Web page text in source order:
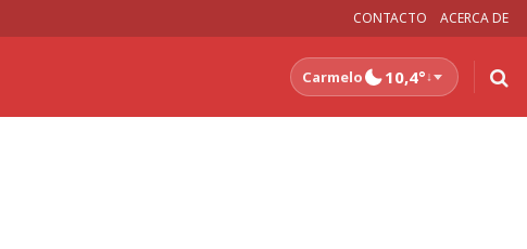
CONTACTO ACERCA DE
Carmelo 10,4°↓